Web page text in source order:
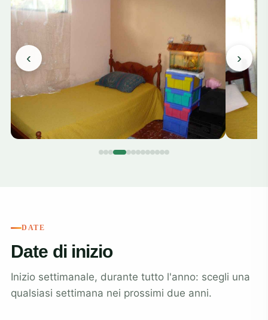
‹ ›
DATE
Date di inizio
Inizio settimanale, durante tutto l'anno: scegli una
qualsiasi settimana nei prossimi due anni.